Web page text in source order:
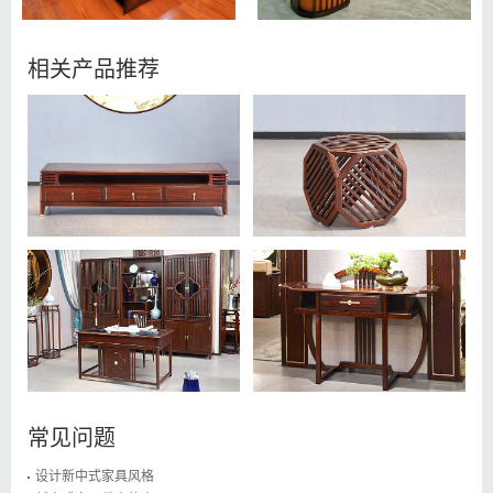
相关产品推荐
常见问题
设计新中式家具风格